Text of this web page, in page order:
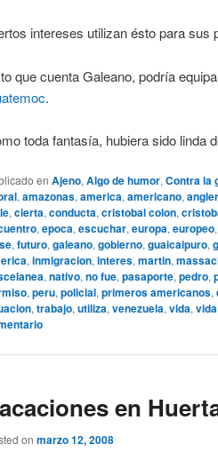
intereses utilizan ésto para
que cuenta Galeano, podría
.
toda fantasía, hubiera sido linda
en Ajeno,Algo de humor,Contra la
,amazonas,america,americano,
,cierta,conducta,cristobal colon,
,epoca,escuchar,europa,europeo,
,futuro,galeano,gobierno,guaicaipuro,
,inmigracion,interes,martin,
,nativo,no fue,pasaporte,pedro,
,peru,policial,primeros americanos,
,trabajo,utiliza,venezuela,vida,
en
on marzo 12, 2008